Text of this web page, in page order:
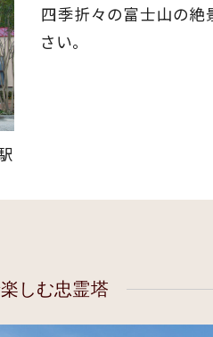
四季折々の富士山の絶
さい。
しむ忠霊塔